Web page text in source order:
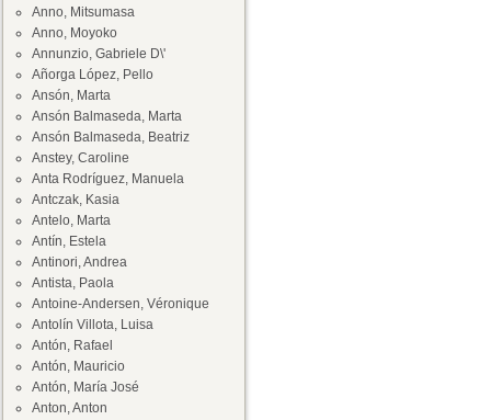
Anno, Mitsumasa
Anno, Moyoko
Annunzio, Gabriele D\'
Añorga López, Pello
Ansón, Marta
Ansón Balmaseda, Marta
Ansón Balmaseda, Beatriz
Anstey, Caroline
Anta Rodríguez, Manuela
Antczak, Kasia
Antelo, Marta
Antín, Estela
Antinori, Andrea
Antista, Paola
Antoine-Andersen, Véronique
Antolín Villota, Luisa
Antón, Rafael
Antón, Mauricio
Antón, María José
Anton, Anton